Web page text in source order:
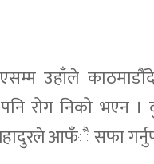
उहाँले
रोग निको भएन
आफँै सफा